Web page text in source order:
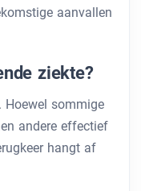
aanvallen
ziekte?
Hoewel sommige
andere effectief
hangt af